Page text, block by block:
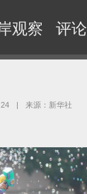
观察 评论
| 来源：新华社